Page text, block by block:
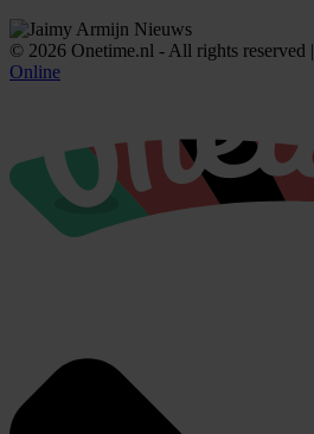
© 2026 Onetime.nl - All rights reserved |
Online